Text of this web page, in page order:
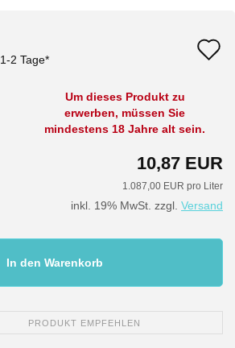
1-2 Tage*
Um dieses Produkt zu
erwerben, müssen Sie
mindestens 18 Jahre alt sein.
10,87 EUR
1.087,00 EUR pro Liter
inkl. 19% MwSt. zzgl. Versand
In den Warenkorb
PRODUKT EMPFEHLEN